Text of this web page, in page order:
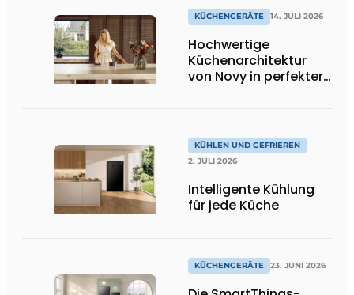
KÜCHENGERÄTE 14. JULI 2026
Hochwertige
Küchenarchitektur
von Novy in perfekter
KÜHLEN UND GEFRIEREN
2. JULI 2026
Intelligente Kühlung
für jede Küche
KÜCHENGERÄTE 23. JUNI 2026